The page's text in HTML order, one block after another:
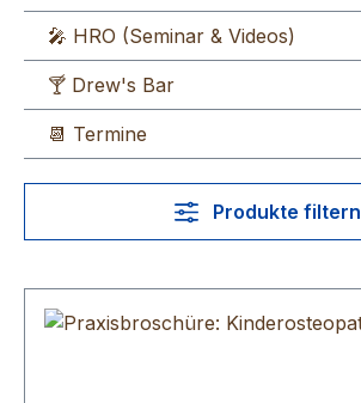
🎤 HRO (Seminar & Videos)
🍸 Drew's Bar
📆 Termine
Produkte filtern